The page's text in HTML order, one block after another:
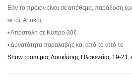
Εάν το προιόν είναι σε απόθεμα, παράδοση
εκτός Αττικής
• Αποστολή σε Κύπρο 30€
• Δυνατότητα παραλαβής και από το από το
Show room μας Δουκίσσης Πλακεντίας 19-